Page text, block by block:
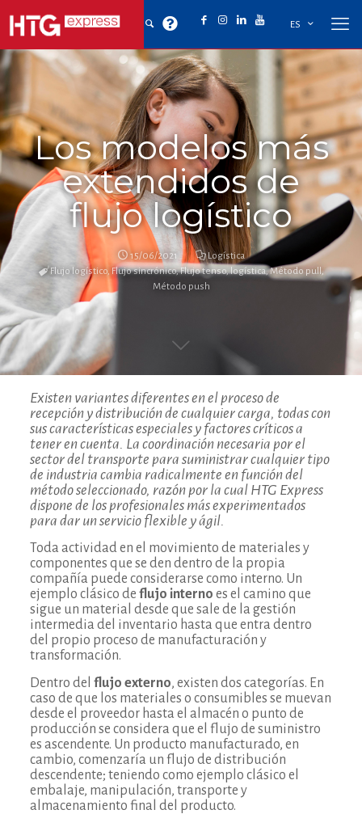
ES
Los modelos más
extendidos de
flujo logístico
15/06/2021
Logística
Flujo logístico, Flujo sincrónico,Flujo tenso,logística,Método pull,
Método push
Existen variantes diferentes en el proceso de
recepción y distribución de cualquier carga, todas con
sus características especiales y factores críticos a
tener en cuenta. La coordinación necesaria por el
sector del transporte para suministrar cualquier tipo
de industria cambia radicalmente en función del
método seleccionado, razón por la cual HTG Express
dispone de los profesionales más experimentados
para dar un servicio flexible y ágil.
Toda actividad en el movimiento de materiales y
componentes que se den dentro de la propia
compañía puede considerarse como interno. Un
ejemplo clásico de flujo interno es el camino que
sigue un material desde que sale de la gestión
intermedia del inventario hasta que entra dentro
del propio proceso de manufacturación y
transformación.
Dentro del flujo externo, existen dos categorías. En
caso de que los materiales o consumibles se muevan
desde el proveedor hasta el almacén o punto de
producción se considera que el flujo de suministro
es ascendente. Un producto manufacturado, en
cambio, comenzaría un flujo de distribución
descendente; teniendo como ejemplo clásico el
embalaje, manipulación, transporte y
almacenamiento final del producto.